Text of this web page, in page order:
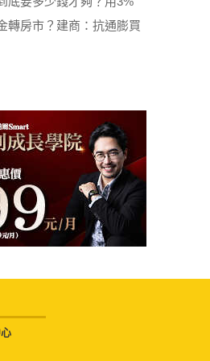
轉房市？建商：抗通膨買